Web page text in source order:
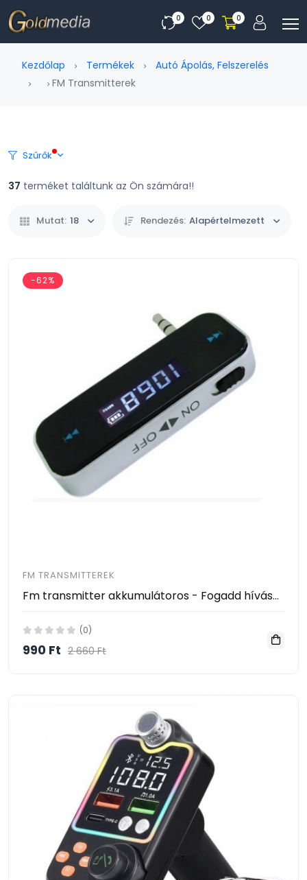
0 0 0
Kezdőlap Termékek
Autó Ápolás, Felszerelés
FM Transmitterek
Szűrők
37 terméket találtunk az Ön számára!!
Mutat: 18 Rendezés: Alapértelmezett
-62%
FM TRANSMITTEREK
Fm transmitter akkumulátoros - Fogadd hívásaid biztonságosan és hallgass zenét vezetékek nélkül autódban.
(0)
990 Ft 2 660 Ft